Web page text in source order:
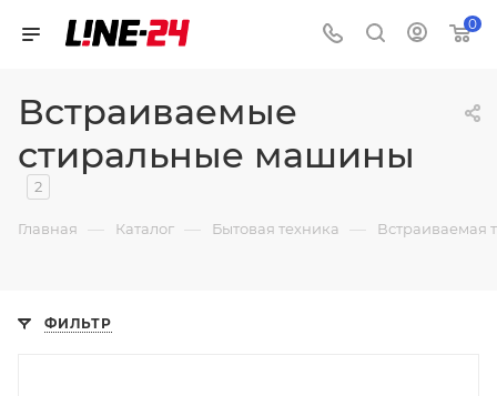
0
Встраиваемые
стиральные машины
2
Главная — Каталог — Бытовая техника — Встраиваемая
ФИЛЬТР